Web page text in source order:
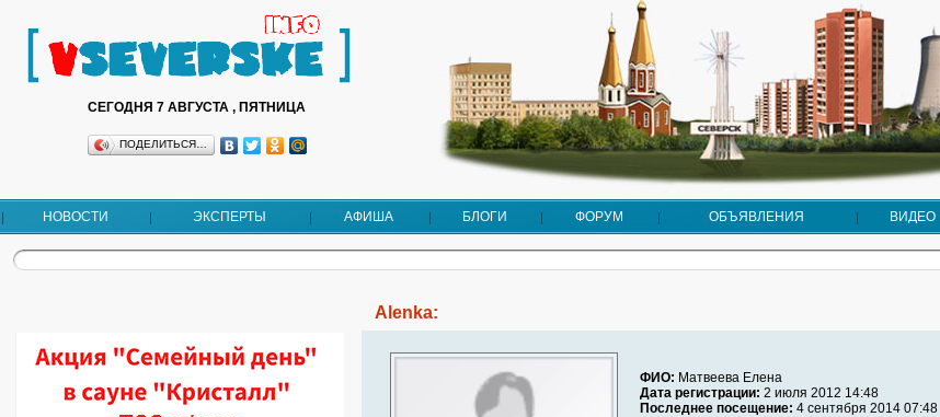
СЕГОДНЯ 7 АВГУСТА , ПЯТНИЦА
ПОДЕЛИТЬСЯ…
НОВОСТИ ЭКСПЕРТЫ АФИША БЛОГИ ФОРУМ ОБЪЯВЛЕНИЯ ВИДЕО
Alenka:
ФИО: Матвеева Елена
Дата регистрации: 2 июля 2012 14:48
Последнее посещение: 4 сентября 2014 07:48